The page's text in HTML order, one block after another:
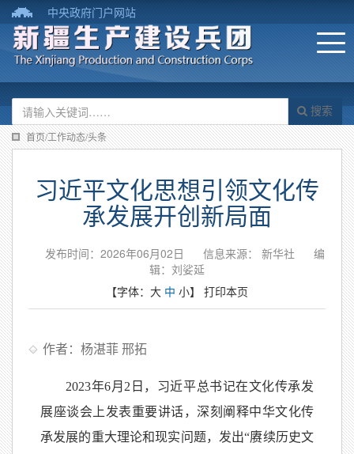
中央政府门户网站
搜索
首页/工作动态/头条
习近平文化思想引领文化传
承发展开创新局面
发布时间：2026年06月02日 信息来源：​ 新华社
编
辑：刘娑延
【字体： 大 中 小】 打印本页
作者：杨湛菲 邢拓
2023年6月2日，习近平总书记在文化传承发
展座谈会上发表重要讲话，深刻阐释中华文化传
承发展的重大理论和现实问题，发出“赓续历史文